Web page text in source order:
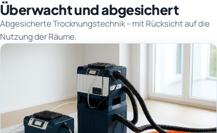
Überwacht und abgesichert
Abgesicherte Trocknungstechnik – mit Rücksicht auf die
Nutzung der Räume.